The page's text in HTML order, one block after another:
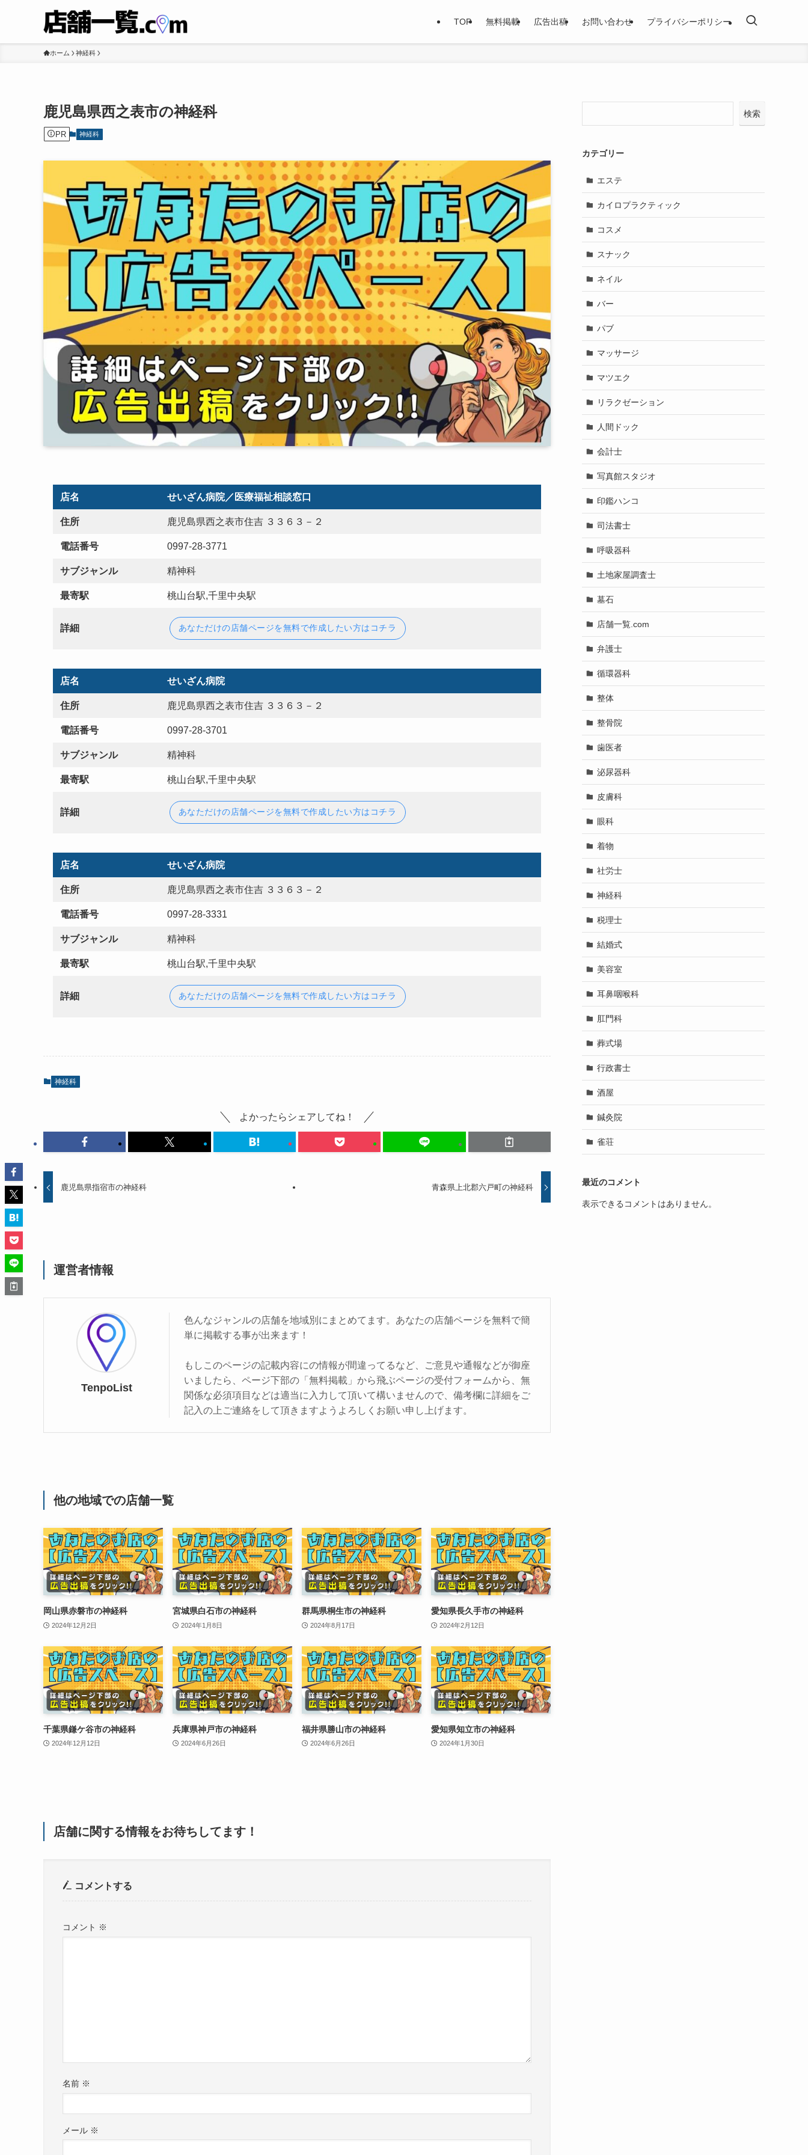
TOP 無料掲載 広告出稿 お問い合わせ プライバシーポリシー
ホーム 神経科
鹿児島県西之表市の神経科
PR 神経科
店名 せいざん病院／医療福祉相談窓口
住所 鹿児島県西之表市住吉 ３３６３－２
電話番号 0997-28-3771
サブジャンル 精神科
最寄駅 桃山台駅,千里中央駅
詳細 あなただけの店舗ページを無料で作成したい方はコチラ
店名 せいざん病院
住所 鹿児島県西之表市住吉 ３３６３－２
電話番号 0997-28-3701
サブジャンル 精神科
最寄駅 桃山台駅,千里中央駅
詳細 あなただけの店舗ページを無料で作成したい方はコチラ
店名 せいざん病院
住所 鹿児島県西之表市住吉 ３３６３－２
電話番号 0997-28-3331
サブジャンル 精神科
最寄駅 桃山台駅,千里中央駅
詳細 あなただけの店舗ページを無料で作成したい方はコチラ
神経科
よかったらシェアしてね！
鹿児島県指宿市の神経科 青森県上北郡六戸町の神経科
運営者情報
TenpoList
色んなジャンルの店舗を地域別にまとめてます。あなたの店舗ページを無料で簡
単に掲載する事が出来ます！
もしこのページの記載内容にの情報が間違ってるなど、ご意見や通報などが御座
いましたら、ページ下部の「無料掲載」から飛ぶページの受付フォームから、無
関係な必須項目などは適当に入力して頂いて構いませんので、備考欄に詳細をご
記入の上ご連絡をして頂きますようよろしくお願い申し上げます。
他の地域での店舗一覧
岡山県赤磐市の神経科
2024年12月2日
宮城県白石市の神経科
2024年1月8日
群馬県桐生市の神経科
2024年8月17日
愛知県長久手市の神経科
2024年2月12日
千葉県鎌ケ谷市の神経科
2024年12月12日
兵庫県神戸市の神経科
2024年6月26日
福井県勝山市の神経科
2024年6月26日
愛知県知立市の神経科
2024年1月30日
店舗に関する情報をお待ちしてます！
コメントする
コメント ※
名前 ※
メール ※
検索
カテゴリー
エステ
カイロプラクティック
コスメ
スナック
ネイル
バー
パブ
マッサージ
マツエク
リラクゼーション
人間ドック
会計士
写真館スタジオ
印鑑ハンコ
司法書士
呼吸器科
土地家屋調査士
墓石
店舗一覧.com
弁護士
循環器科
整体
整骨院
歯医者
泌尿器科
皮膚科
眼科
着物
社労士
神経科
税理士
結婚式
美容室
耳鼻咽喉科
肛門科
葬式場
行政書士
酒屋
鍼灸院
雀荘
最近のコメント
表示できるコメントはありません。